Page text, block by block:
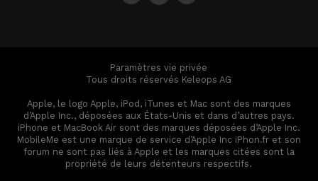
Paramètres vie privée
Tous droits réservés Keleops AG
Apple, le logo Apple, iPod, iTunes et Mac sont des marques
d’Apple Inc., déposées aux États-Unis et dans d’autres pays.
iPhone et MacBook Air sont des marques déposées d’Apple Inc.
MobileMe est une marque de service d’Apple Inc iPhon.fr et son
forum ne sont pas liés à Apple et les marques citées sont la
propriété de leurs détenteurs respectifs.